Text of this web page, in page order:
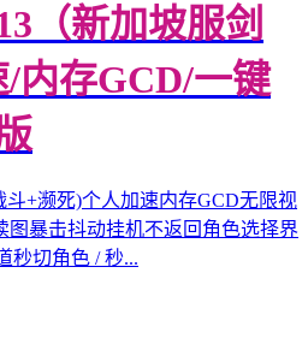
（新加坡服剑
内存GCD/一键
+濒死)个人加速内存GCD无限视
图暴击抖动挂机不返回角色选择界
秒切角色 / 秒...